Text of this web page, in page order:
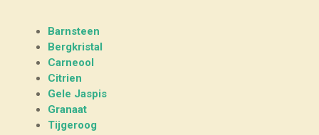
Barnsteen
Bergkristal
Carneool
Citrien
Gele Jaspis
Granaat
Tijgeroog